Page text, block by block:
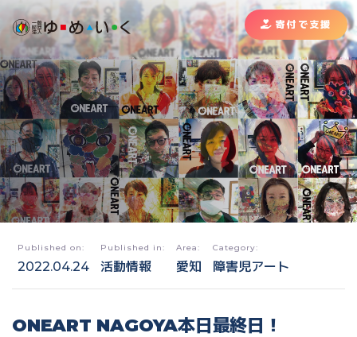
寄付で支援
Published on:
2022.04.24
Published in:
活動情報
Area:
愛知
Category:
障害児アート
ONEART NAGOYA本日最終日！